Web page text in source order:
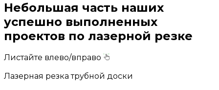
Небольшая часть наших
успешно выполненных
проектов по лазерной резке
Листайте влево/вправо
Лазерная резка трубной доски